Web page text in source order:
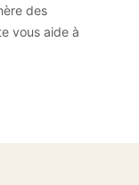
des
vous aide à